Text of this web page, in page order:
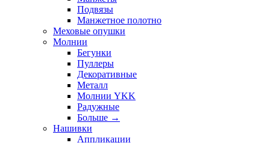
Подвязы
Манжетное полотно
Меховые опушки
Молнии
Бегунки
Пуллеры
Декоративные
Металл
Молнии YKK
Радужные
Больше →
Нашивки
Аппликации